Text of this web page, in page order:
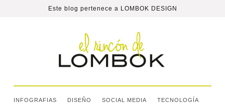
Este blog pertenece a LOMBOK DESIGN
INFOGRAFIAS DISEÑO SOCIAL MEDIA TECNOLOGÍA